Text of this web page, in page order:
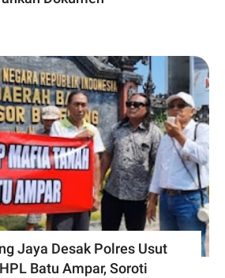
Jaya Desak Polres Usut
Batu Ampar, Soroti